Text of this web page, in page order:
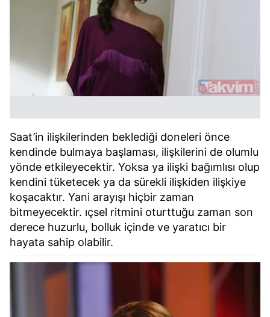
Saat’in ilişkilerinden beklediği doneleri önce
kendinde bulmaya başlaması, ilişkilerini de olumlu
yönde etkileyecektir. Yoksa ya ilişki bağımlısı olup
kendini tüketecek ya da sürekli ilişkiden ilişkiye
koşacaktır. Yani arayışı hiçbir zaman
bitmeyecektir. ıçsel ritmini oturttuğu zaman son
derece huzurlu, bolluk içinde ve yaratıcı bir
hayata sahip olabilir.